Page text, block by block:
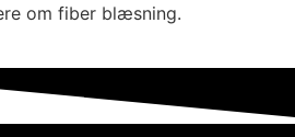
om fiber blæsning.